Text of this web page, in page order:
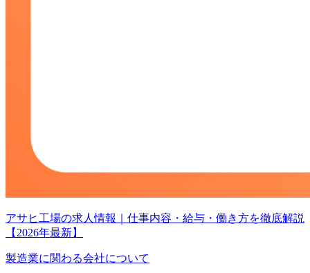
アサヒ工場の求人情報｜仕事内容・給与・働き方を徹底解説
【2026年最新】
製造業に関わる会社について